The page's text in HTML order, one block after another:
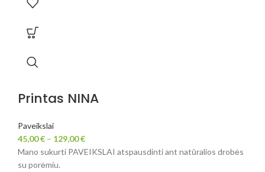
Printas NINA
Paveikslai
45,00€ – 129,00€
Mano sukurti PAVEIKSLAI atspausdinti ant natūralios drobės
su porėmiu.